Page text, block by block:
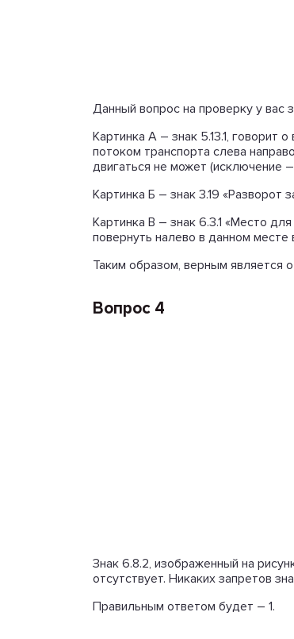
Данный вопрос на проверку у вас
Картинка А – знак 5.13.1,
потоком транспорта слева
двигаться не может (исключение
Картинка Б – знак 3.19 «Разворот
Картинка В – знак 6.3.1 «Место
повернуть налево в данном
Таким образом, верным является
Вопрос 4
Знак 6.8.2, изображенный на
отсутствует. Никаких запретов
Правильным ответом будет – 1.